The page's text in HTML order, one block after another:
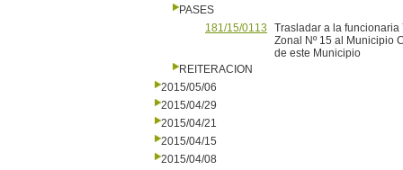
PASES
181/15/0113
Trasladar a la
Zonal Nº 15 al Municipio
de este Municipio
REITERACION
2015/05/06
2015/04/29
2015/04/21
2015/04/15
2015/04/08